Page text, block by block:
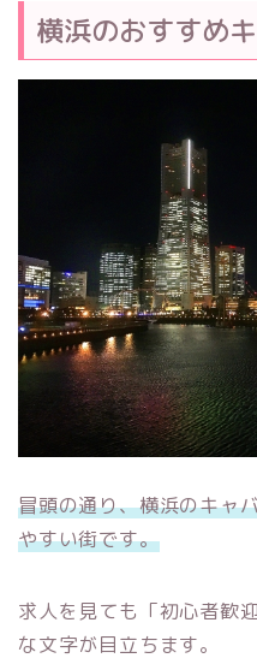
横浜のおすすめ
冒頭の通り、横浜のキャ
やすい街です。
求人を見ても「初心者歓
な文字が目立ちます。